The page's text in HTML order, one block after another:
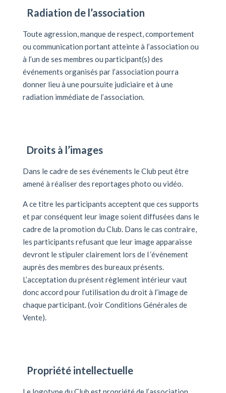
Radiation de l’association
Toute agression, manque de respect, comportement
ou communication portant atteinte à l’association ou
à l’un de ses membres ou participant(s) des
événements organisés par l’association pourra
donner lieu à une poursuite judiciaire et à une
radiation immédiate de l’association.
Droits à l’images
Dans le cadre de ses événements le Club peut être
amené à réaliser des reportages photo ou vidéo.
A ce titre les participants acceptent que ces supports
et par conséquent leur image soient diffusées dans le
cadre de la promotion du Club. Dans le cas contraire,
les participants refusant que leur image apparaisse
devront le stipuler clairement lors de l ‘événement
auprès des membres des bureaux présents.
L’acceptation du présent règlement intérieur vaut
donc accord pour l’utilisation du droit à l’image de
chaque participant. (voir Conditions Générales de
Vente).
Propriété intellectuelle